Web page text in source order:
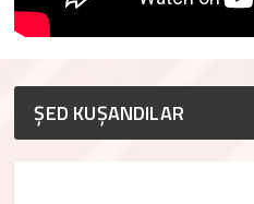
ŞED KUŞANDILAR